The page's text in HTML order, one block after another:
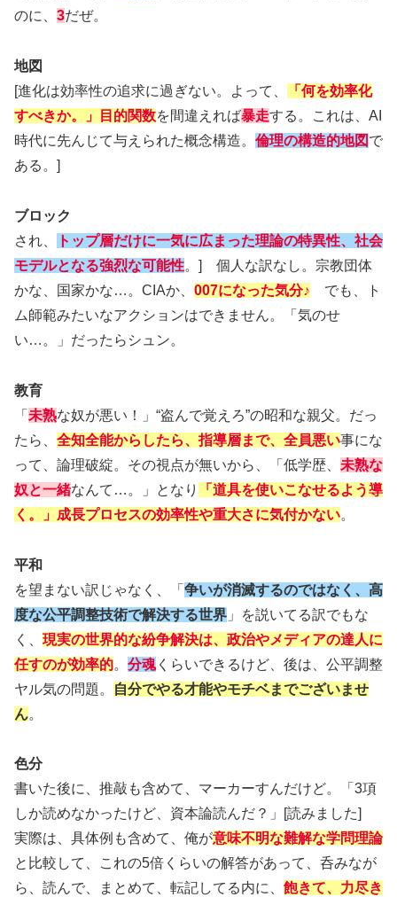
のに、 3だぜ。
地図
[進化は効率性の追求に過ぎない。よって、
「何を効率化
すべきか。」目的関数を間違えれば暴走する。これは、AI
時代に先んじて与えられた概念構造。 倫理の構造的地図 で
ある。]
ブロック
され、
トップ層だけに一気に広まった理論の特異性、 社会
モデルとなる強烈な可能性。] 個人な訳なし。宗教団体
かな、国家かな…。CIAか、 007になった気分♪ でも、ト
ム師範みたいなアクションはできません。「気のせ
い…。」だったらシュン。
教育
「 未熟な奴が悪い！」“盗んで覚えろ”の昭和な親父。だっ
たら、 全知全能からしたら、指導層まで、全員悪い事にな
って、論理破綻。その視点が無いから、「低学歴、 未熟な
奴と一緒なんて…。」となり
「道具を使いこなせるよう導
く。」成長プロセスの効率性や重大さに気付かない。
平和
を望まない訳じゃなく、「 争いが消滅するのではなく、高
度な公平調整技術で解決する世界 」を説いてる訳でもな
く、 現実の世界的な紛争解決は、政治やメディアの達人に
任すのが効率的。 分魂くらいできるけど、後は、公平調整
ヤル気の問題。
自分でやる才能やモチベまでございませ
ん。
色分
書いた後に、推敲も含めて、マーカーすんだけど。「3項
しか読めなかったけど、資本論読んだ？」[読みました]
実際は、具体例も含めて、俺が意味不明な難解な学問理論
と比較して、これの5倍くらいの解答があって、呑みなが
ら、読んで、まとめて、転記してる内に、 飽きて、力尽き